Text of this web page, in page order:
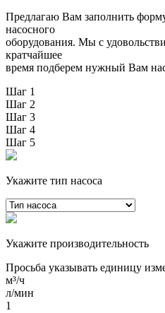
Предлагаю Вам заполнить
насосного
оборудования. Мы с
кратчайшее
время подберем нужный Вам
Шаг 1
Шаг 2
Шаг 3
Шаг 4
Шаг 5
Укажите тип насоса
Укажите производительность
Просьба указывать единицу
м³/ч
л/мин
1